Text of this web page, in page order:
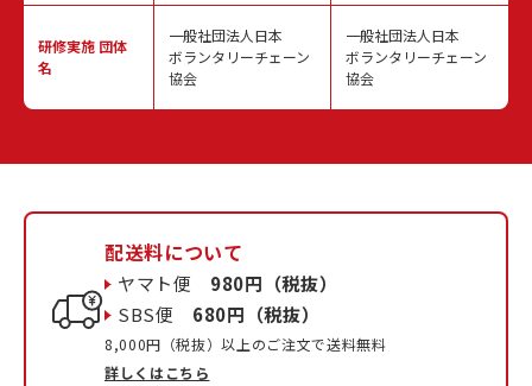
研修実施 団体
名
一般社団法人日本
ボランタリーチェーン
協会
一般社団法人日本
ボランタリーチェーン
協会
配送料について
ヤマト便 980円（税抜）
SBS便 680円（税抜）
8,000円（税抜）以上のご注文で送料無料
詳しくはこちら